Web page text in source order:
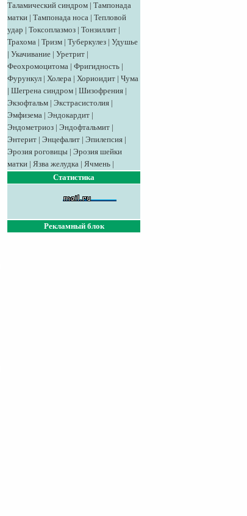
Таламический синдром | Тампонада
матки | Тампонада носа | Тепловой
удар | Токсоплазмоз | Тонзиллит |
Трахома | Тризм | Туберкулез | Удушье
| Укачивание | Уретрит |
Феохромоцитома | Фригидность |
Фурункул | Холера | Хориоидит | Чума
| Шегрена синдром | Шизофрения |
Экзофтальм | Экстрасистолия |
Эмфизема | Эндокардит |
Эндометриоз | Эндофтальмит |
Энтерит | Энцефалит | Эпилепсия |
Эрозия роговицы | Эрозия шейки
матки | Язва желудка | Ячмень |
Статистика
Рекламный блок